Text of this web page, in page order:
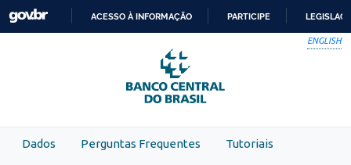
Skip to main content
PARA
O
CONTEÚDO
ACESSO À INFORMAÇÃO PARTICIPE
ENGLISH
Dados Perguntas Frequentes Tutoriais